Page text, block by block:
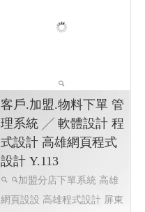
客戶.加盟.物料下單 管
理系統 ╱ 軟體設計 程
式設計 高雄網頁程式
設計 Y.113